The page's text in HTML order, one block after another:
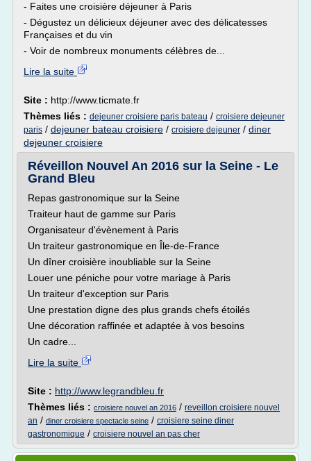
- Faites une croisière déjeuner à Paris
- Dégustez un délicieux déjeuner avec des délicatesses
Françaises et du vin
- Voir de nombreux monuments célèbres de...
Lire la suite
Site : http://www.ticmate.fr
Thèmes liés : dejeuner croisiere paris bateau / croisiere dejeuner
paris / dejeuner bateau croisiere / croisiere dejeuner / diner
dejeuner croisiere
Réveillon Nouvel An 2016 sur la Seine - Le
Grand Bleu
Repas gastronomique sur la Seine
Traiteur haut de gamme sur Paris
Organisateur d'évènement à Paris
Un traiteur gastronomique en Île-de-France
Un dîner croisière inoubliable sur la Seine
Louer une péniche pour votre mariage à Paris
Un traiteur d'exception sur Paris
Une prestation digne des plus grands chefs étoilés
Une décoration raffinée et adaptée à vos besoins
Un cadre...
Lire la suite
Site : http://www.legrandbleu.fr
Thèmes liés : croisiere nouvel an 2016 / reveillon croisiere nouvel
an / diner croisiere spectacle seine / croisiere seine diner
gastronomique / croisiere nouvel an pas cher